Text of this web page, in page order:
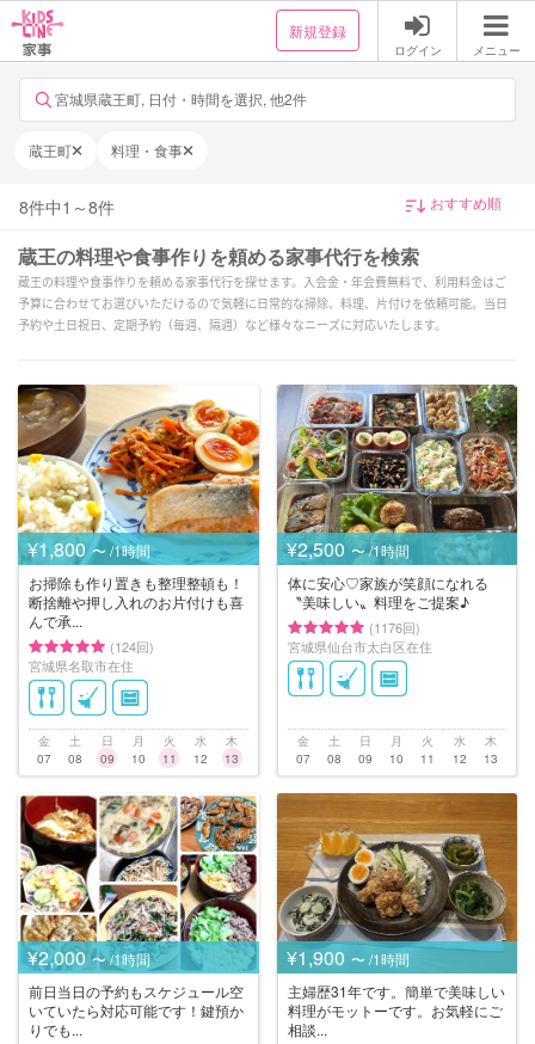
新規登録
ログイン メニュー
宮城県蔵王町, 日付・時間を選択, 他2件
蔵王町 料理・食事
8件中1 ～8件
蔵王の料理や食事作りを頼める家事代行を検索
蔵王の料理や食事作りを頼める家事代行を探せます。入会金・年会費無料で、利用料金はご
予算に合わせてお選びいただけるので気軽に日常的な掃除、料理、片付けを依頼可能。当日
予約や土日祝日、定期予約（毎週、隔週）など様々なニーズに対応いたします。
¥1,800 〜 /1時間
お掃除も作り置きも整理整頓も！
断捨離や押し入れのお片付けも喜
んで承...
(124回)
宮城県名取市在住
金
07
土
08
日
09
月
10
火
11
水
12
木
13
¥2,500 〜 /1時間
体に安心♡家族が笑顔になれる
〝美味しい〟料理をご提案♪
(1176回)
宮城県仙台市太白区在住
金
07
土
08
日
09
月
10
火
11
水
12
木
13
¥2,000 〜 /1時間
前日当日の予約もスケジュール空
いていたら対応可能です！鍵預か
りでも...
¥1,900 〜 /1時間
主婦歴31年です。簡単で美味しい
料理がモットーです。お気軽にご
相談...